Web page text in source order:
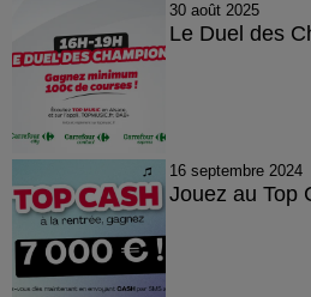
30 août 2025
Le Duel des
16 septembre 2024
Jouez au Top